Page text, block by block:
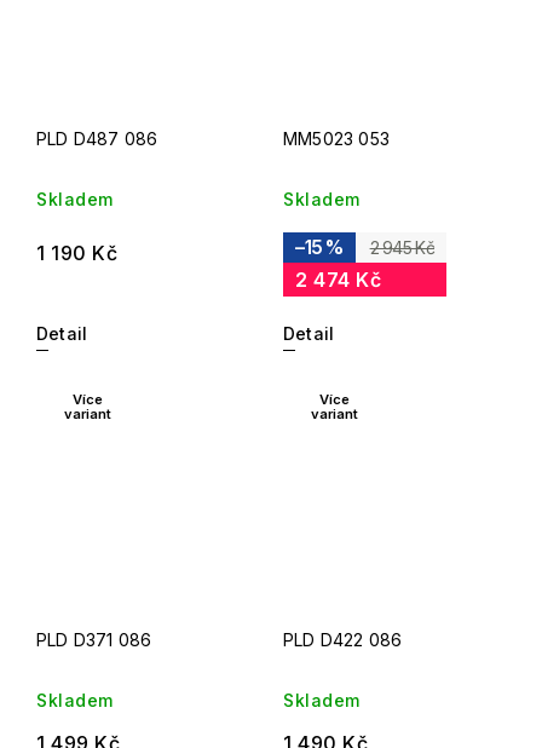
PLD D487 086
Skladem
1 190 Kč
Detail
MM5023 053
Skladem
2 945 Kč
–15 %
2 474 Kč
Detail
Více
variant
PLD D371 086
Skladem
1 499 Kč
Více
variant
PLD D422 086
Skladem
1 490 Kč